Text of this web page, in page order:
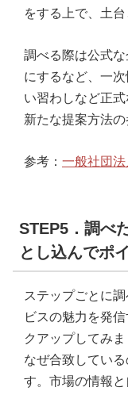
をする上で、土
調べる際は公式
にするなど、一
い習わしなど正
新たな提案方法の
参考： 一般社団
STEP5．調べ
とし込んでポ
ステップごとに
ビスの魅力を発
クアップしてみ
なぜ合致してい
す。市場の情報